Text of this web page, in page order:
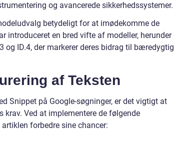
og avancerede sikkerhedssystemer.
betydeligt for at imødekomme de
introduceret en bred vifte af modeller, herunder
og ID.4, der markerer deres bidrag til bæredygtig
af Teksten
Snippet på Google-søgninger, er det vigtigt at
krav. Ved at implementere de følgende
forbedre sine chancer: